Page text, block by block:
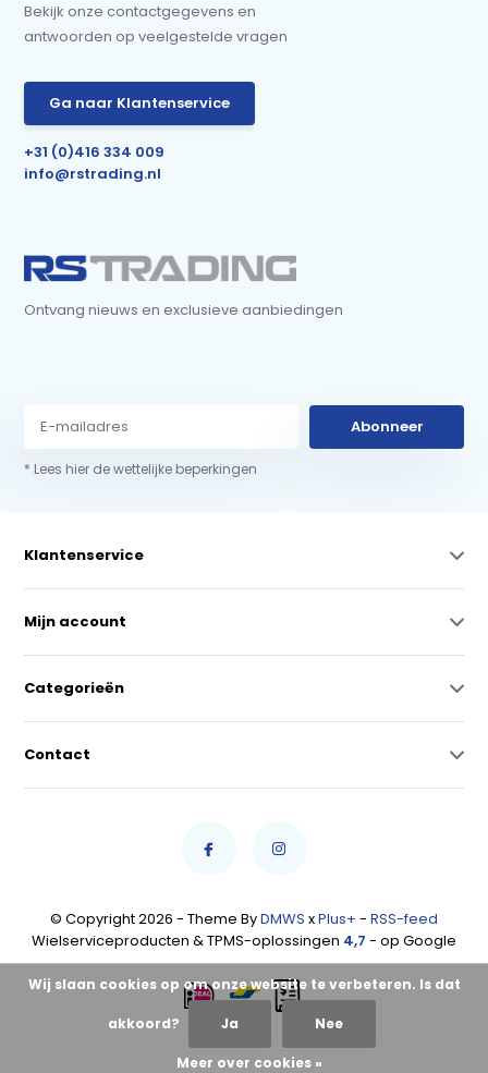
Bekijk onze contactgegevens en
antwoorden op veelgestelde vragen
Ga naar Klantenservice
+31 (0)416 334 009
info@rstrading.nl
Ontvang nieuws en exclusieve aanbiedingen
Abonneer
* Lees hier de wettelijke beperkingen
Klantenservice
Mijn account
Categorieën
Contact
© Copyright 2026 - Theme ByDMWS xPlus+ - RSS-feed
Wielserviceproducten & TPMS-oplossingen 4,7 - op Google
Wij slaan cookies op om onze website te verbeteren. Is dat
akkoord? Ja Nee
Meer over cookies »